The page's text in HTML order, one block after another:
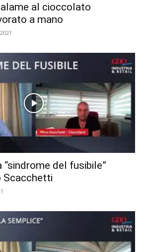
al cioccolato
a mano
del fusibile”
Scacchetti